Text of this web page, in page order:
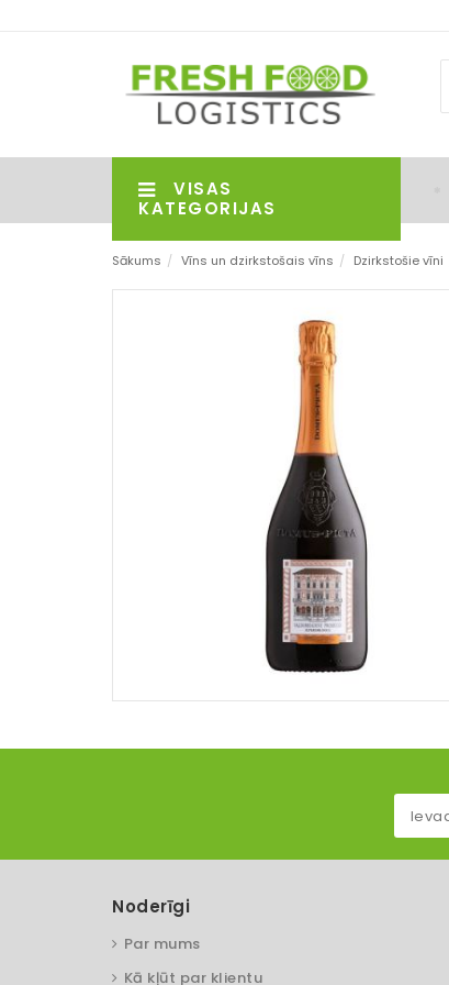
VISAS
KATEGORIJAS
Sākums / Vīns un dzirkstošais vīns / Dzirkstošie vīni
Noderīgi
Par mums
Kā kļūt par klientu